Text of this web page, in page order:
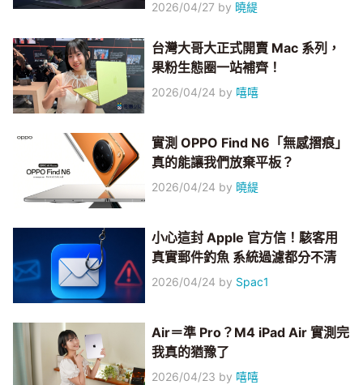
2026/04/27 by 曉緹
台灣大哥大正式開賣 Mac 系列，
果粉生態圈一站補齊！
2026/04/24 by 嘻嘻
實測 OPPO Find N6「無感摺痕」
真的能讓我們放棄平板？
2026/04/24 by 曉緹
小心這封 Apple 官方信！駭客用
真實郵件釣魚 系統過濾都分不清
2026/04/24 by Spac1
Air＝準 Pro？M4 iPad Air 實測完
我真的猶豫了
2026/04/23 by 嘻嘻